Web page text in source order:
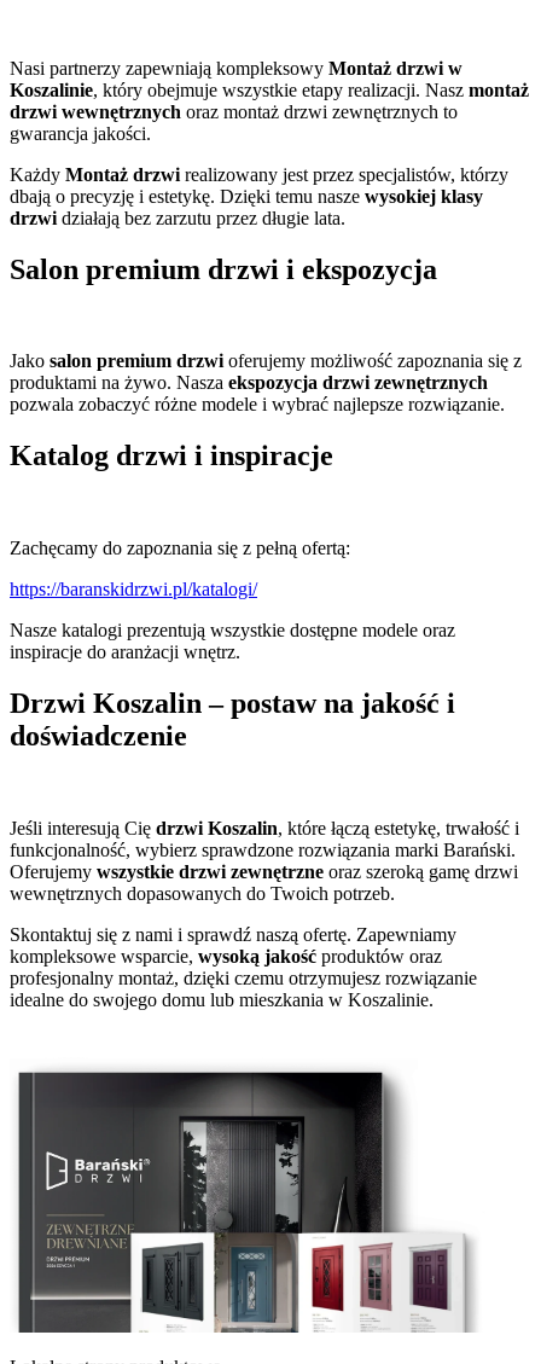
Nasi partnerzy zapewniają kompleksowy Montaż drzwi w
Koszalinie, który obejmuje wszystkie etapy realizacji. Nasz montaż
drzwi wewnętrznych oraz montaż drzwi zewnętrznych to
gwarancja jakości.
Każdy Montaż drzwi realizowany jest przez specjalistów, którzy
dbają o precyzję i estetykę. Dzięki temu nasze wysokiej klasy
drzwi działają bez zarzutu przez długie lata.
Salon premium drzwi i ekspozycja
Jako salon premium drzwioferujemy możliwość zapoznania się z
produktami na żywo. Nasza ekspozycja drzwi zewnętrznych
pozwala zobaczyć różne modele i wybrać najlepsze rozwiązanie.
Katalog drzwi i inspiracje
Zachęcamy do zapoznania się z pełną ofertą:
https://baranskidrzwi.pl/katalogi/
Nasze katalogi prezentują wszystkie dostępne modele oraz
inspiracje do aranżacji wnętrz.
Drzwi Koszalin – postaw na jakość i
doświadczenie
Jeśli interesują Cię drzwi Koszalin, które łączą estetykę, trwałość i
funkcjonalność, wybierz sprawdzone rozwiązania marki Barański.
Oferujemy wszystkie drzwi zewnętrzne oraz szeroką gamę drzwi
wewnętrznych dopasowanych do Twoich potrzeb.
Skontaktuj się z nami i sprawdź naszą ofertę. Zapewniamy
kompleksowe wsparcie, wysoką jakość produktów oraz
profesjonalny montaż, dzięki czemu otrzymujesz rozwiązanie
idealne do swojego domu lub mieszkania w Koszalinie.